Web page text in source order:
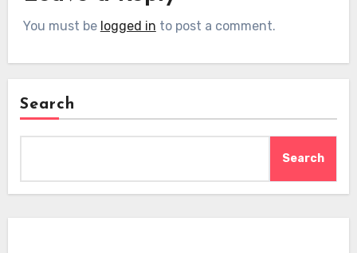
You must be logged in to post a comment.
Search
Search